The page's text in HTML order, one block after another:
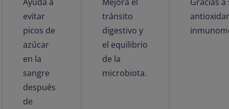
evitar
picos de
azúcar
en la
sangre
después
de
tránsito
digestivo y
el equilibrio
de la
microbiota.